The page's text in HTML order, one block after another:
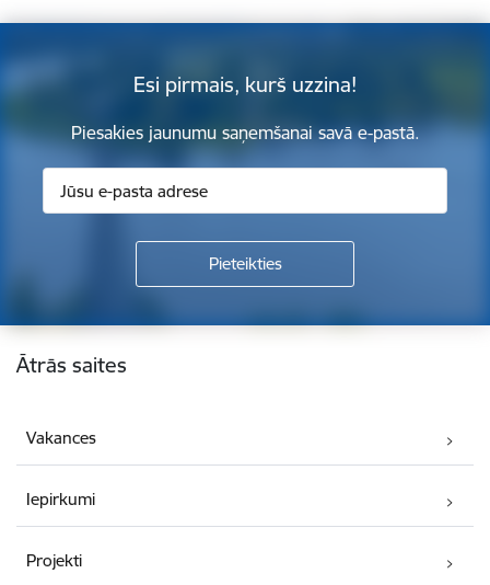
Esi pirmais, kurš uzzina!
Piesakies jaunumu saņemšanai savā e-pastā.
Kājene
Ātrās saites
Vakances
Iepirkumi
Projekti